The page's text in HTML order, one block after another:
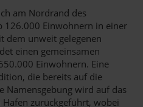
am Nordrand des
126.000 Einwohnern in einer
dem unweit gelegenen
einen gemeinsamen
Einwohnern. Eine
die bereits auf die
Namensgebung wird auf das
Hafen zurückgeführt, wobei